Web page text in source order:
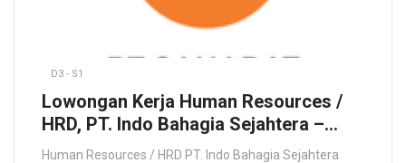
D3 - S1
Lowongan Kerja Human Resources /
HRD, PT. Indo Bahagia Sejahtera –
Jakarta
Human Resources / HRD PT. Indo Bahagia Sejahtera